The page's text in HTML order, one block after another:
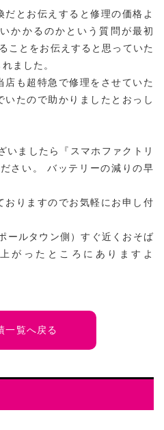
とお伝えすると修理の価格よ
かかるのかという質問が最初
ことをお伝えすると思っていた
ました。
も超特急で修理をさせていた
いたので助かりましたとおっし
いましたら『スマホファクトリ
さい。 バッテリーの減りの早
おりますのでお気軽にお申し付
ールタウン側）すぐ近くおそば
がったところにありますよ
一覧へ戻る